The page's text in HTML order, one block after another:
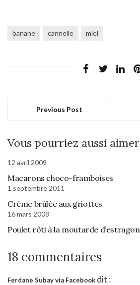
banane cannelle miel
Previous Post
Vous pourriez aussi aimer
12 avril 2009
Macarons choco-framboises
1 septembre 2011
Crème brûlée aux griottes
16 mars 2008
Poulet rôti à la moutarde d’estragon
18 commentaires
Ferdane Subay via Facebook dit :